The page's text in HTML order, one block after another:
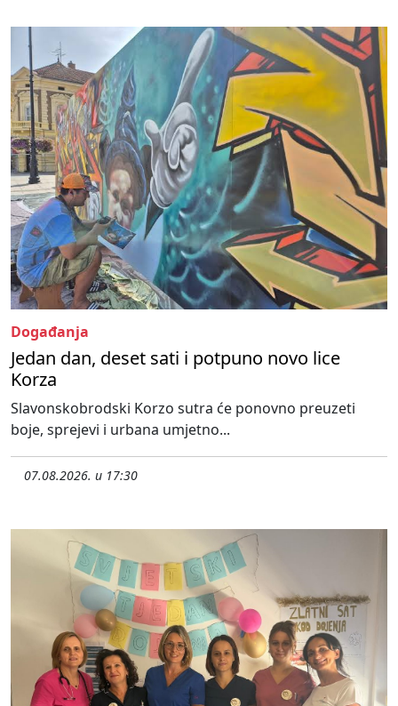
Događanja
Jedan dan, deset sati i potpuno novo lice
Korza
Slavonskobrodski Korzo sutra će ponovno preuzeti
boje, sprejevi i urbana umjetno...
07.08.2026. u 17:30